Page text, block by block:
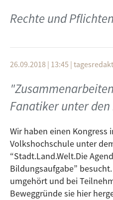
nachhaltige Strukturen
Initiative
überhaupt ist, das
der Initiative Andrea
und Dr. Christoph Hantel,
Rechte und
26.09.2018 | 13:45 |
Fanatiker unter
Wir haben einen Kongress
Volkshochschule unter
“Stadt.Land.Welt.Die
Bildungsaufgabe”
umgehört und bei
Beweggründe sie hier